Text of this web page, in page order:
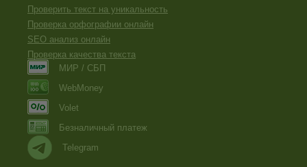
Проверить текст на уникальность
Проверка орфографии онлайн
SEO анализ онлайн
Проверка качества текста
МИР / СБП
WebMoney
Volet
Безналичный платеж
Telegram